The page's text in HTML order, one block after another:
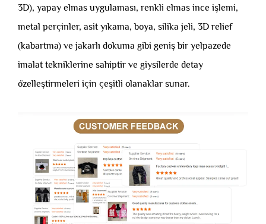
3D), yapay elmas uygulaması, renkli elmas ince işlemi,
metal perçinler, asit yıkama, boya, silika jeli, 3D relief
(kabartma) ve jakarlı dokuma gibi geniş bir yelpazede
imalat tekniklerine sahiptir ve giysilerde detay
özelleştirmeleri için çeşitli olanaklar sunar.